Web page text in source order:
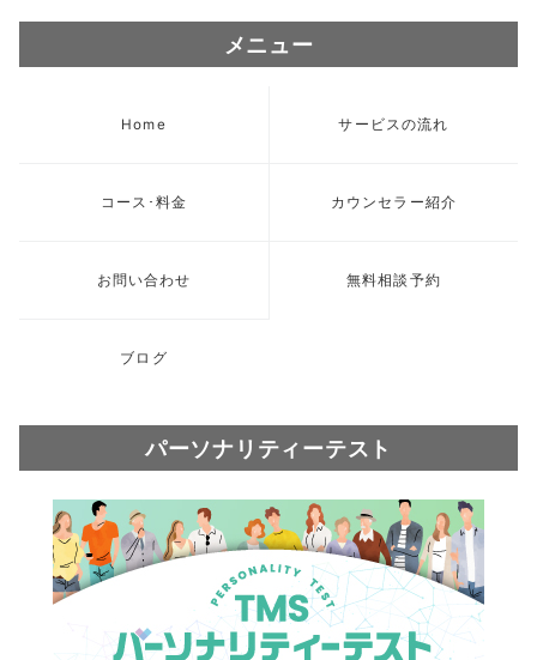
メニュー
Home サービスの流れ
コース･料金 カウンセラー紹介
お問い合わせ 無料相談予約
ブログ
パーソナリティーテスト